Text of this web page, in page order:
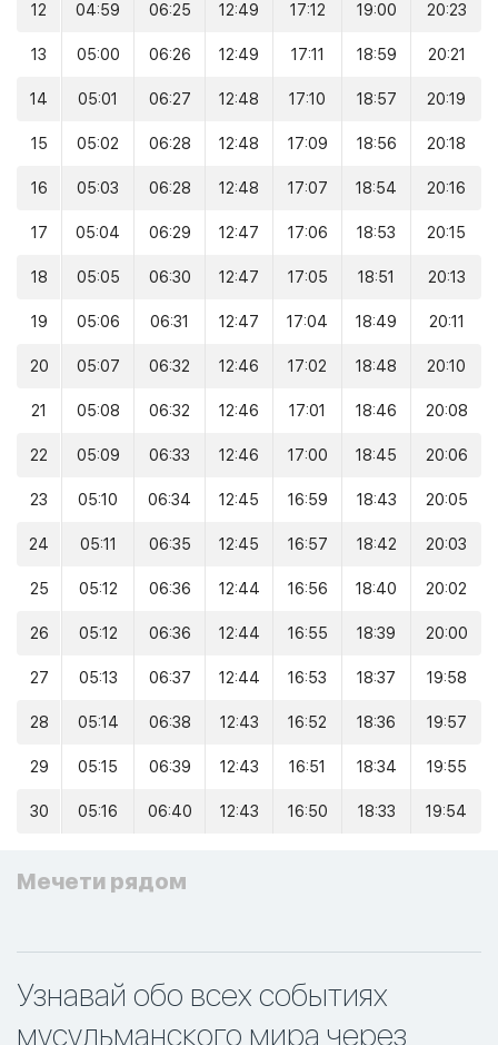
12 04:59 06:25 12:49 17:12 19:00 20:23
13 05:00 06:26 12:49 17:11 18:59 20:21
14 05:01 06:27 12:48 17:10 18:57 20:19
15 05:02 06:28 12:48 17:09 18:56 20:18
16 05:03 06:28 12:48 17:07 18:54 20:16
17 05:04 06:29 12:47 17:06 18:53 20:15
18 05:05 06:30 12:47 17:05 18:51 20:13
19 05:06 06:31 12:47 17:04 18:49 20:11
20 05:07 06:32 12:46 17:02 18:48 20:10
21 05:08 06:32 12:46 17:01 18:46 20:08
22 05:09 06:33 12:46 17:00 18:45 20:06
23 05:10 06:34 12:45 16:59 18:43 20:05
24 05:11 06:35 12:45 16:57 18:42 20:03
25 05:12 06:36 12:44 16:56 18:40 20:02
26 05:12 06:36 12:44 16:55 18:39 20:00
27 05:13 06:37 12:44 16:53 18:37 19:58
28 05:14 06:38 12:43 16:52 18:36 19:57
29 05:15 06:39 12:43 16:51 18:34 19:55
30 05:16 06:40 12:43 16:50 18:33 19:54
Мечети рядом
Узнавай обо всех событиях
мусульманского мира через